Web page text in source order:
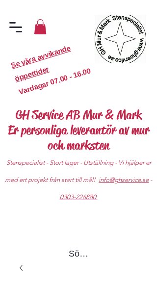
S
e
v
år
a
a
v
vi
k
a
n
d
e
ö
p
p
etti
d
er
Vardagar
07.00 - 16.00
GH Service AB Mur & Mark
Er personliga leverantör av mur
och marksten
Stenspecialist - Stort lager - Utställning - Vi hjälper er
med ert projekt från start till mål! info@ghservice.se-
0303-226880
Sök produkter